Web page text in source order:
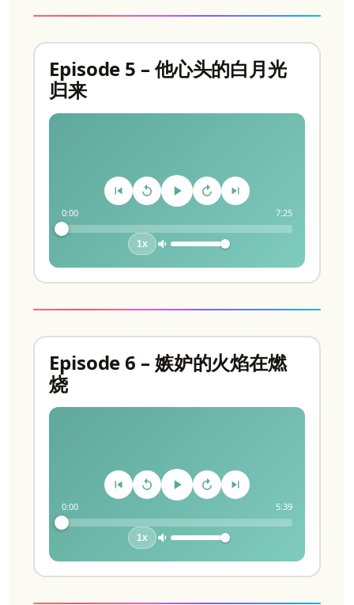
Episode 5 – 他心头的白月光
归来
0:00 7:25
1x
Episode 6 – 嫉妒的火焰在燃
烧
0:00 5:39
1x